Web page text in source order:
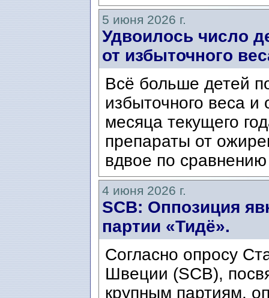
5 июня 2026 г.
Удвоилось число
от избыточного
Всё больше детей
избыточного веса
месяца текущего
препараты от
вдвое по
4 июня 2026 г.
SCB: Оппозиция
партии «Тидё».
Согласно опросу
Швеции (SCB),
крупным партиям,